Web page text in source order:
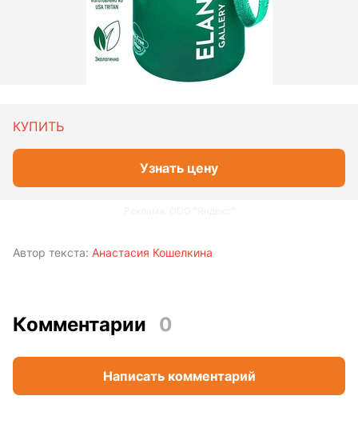
КУПИТЬ
Узнать цену
Автор текста: Анастасия Кошелкина
Комментарии 0
Написать комментарий